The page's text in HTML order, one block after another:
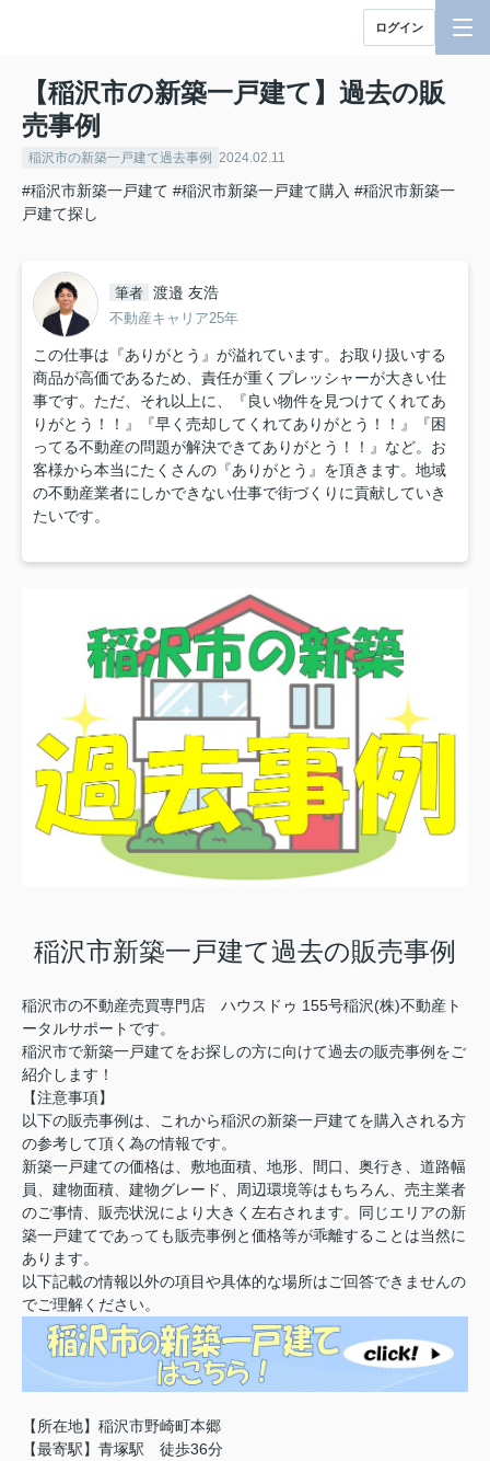
ログイン
【稲沢市の新築一戸建て】過去の販
売事例
稲沢市の新築一戸建て過去事例 2024.02.11
#稲沢市新築一戸建て #稲沢市新築一戸建て購入 #稲沢市新築一
戸建て探し
筆者 渡邉 友浩
不動産キャリア25年
この仕事は『ありがとう』が溢れています。お取り扱いする
商品が高価であるため、責任が重くプレッシャーが大きい仕
事です。ただ、それ以上に、『良い物件を見つけてくれてあ
りがとう！！』『早く売却してくれてありがとう！！』『困
ってる不動産の問題が解決できてありがとう！！』など。お
客様から本当にたくさんの『ありがとう』を頂きます。地域
の不動産業者にしかできない仕事で街づくりに貢献していき
たいです。
稲沢市新築一戸建て過去の販売事例
稲沢市の不動産売買専門店 ハウスドゥ 155号稲沢(株)不動産ト
ータルサポートです。
稲沢市で新築一戸建てをお探しの方に向けて過去の販売事例をご
紹介します！
【注意事項】
以下の販売事例は、これから稲沢の新築一戸建てを購入される方
の参考して頂く為の情報です。
新築一戸建ての価格は、敷地面積、地形、間口、奥行き、道路幅
員、建物面積、建物グレード、周辺環境等はもちろん、売主業者
のご事情、販売状況により大きく左右されます。同じエリアの新
築一戸建てであっても販売事例と価格等が乖離することは当然に
あります。
以下記載の情報以外の項目や具体的な場所はご回答できませんの
でご理解ください。
【所在地】稲沢市野崎町本郷
【最寄駅】青塚駅 徒歩36分